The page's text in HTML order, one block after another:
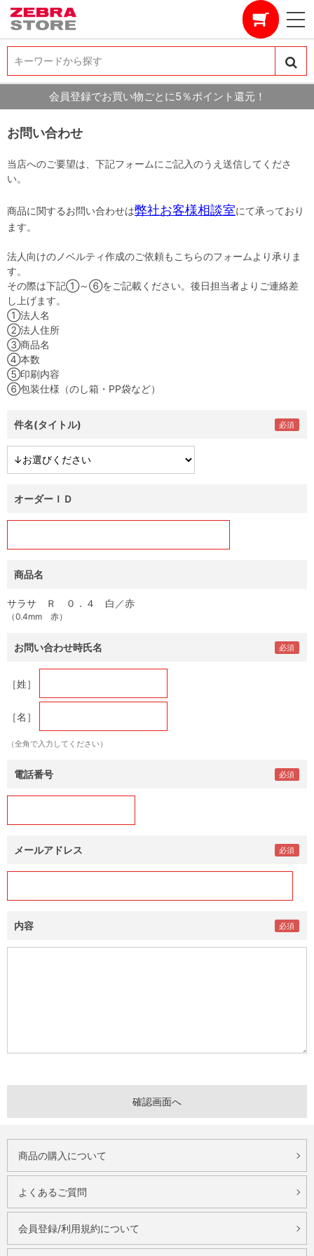
キーワードから探す
キーワードから探す
会員登録でお買い物ごとに5％ポイント還元！
お問い合わせ
当店へのご要望は、下記フォームにご記入のうえ送信してくださ
い。
商品に関するお問い合わせは弊社お客様相談室にて承っており
ます。
法人向けのノベルティ作成のご依頼もこちらのフォームより承りま
す。
その際は下記①～⑥をご記載ください。後日担当者よりご連絡差
し上げます。
①法人名
②法人住所
③商品名
④本数
⑤印刷内容
⑥包装仕様（のし箱・PP袋など）
件名(タイトル)
オーダーＩＤ
商品名
サラサ Ｒ ０．４ 白／赤
（0.4mm 赤）
お問い合わせ時氏名
［姓］
［名］
（全角で入力してください）
電話番号
メールアドレス
内容
商品の購入について
よくあるご質問
会員登録/利用規約について